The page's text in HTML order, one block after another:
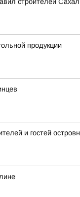
продукции
и гостей